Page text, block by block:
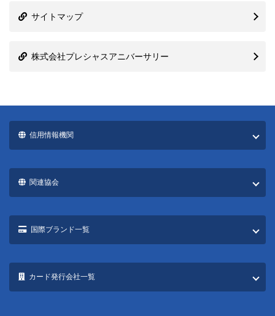
サイトマップ
株式会社プレシャスアニバーサリー
信用情報機関
関連協会
国際ブランド一覧
カード発行会社一覧